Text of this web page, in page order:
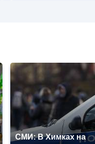
СМИ: В Химках на